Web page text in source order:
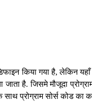
किया गया है, लेकिन
है. जिसमे मौजूदा
प्रोग्राम सोर्स कोड का